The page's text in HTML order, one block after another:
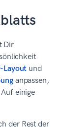
Dir
Layout und
anpassen,
einige
der Rest der